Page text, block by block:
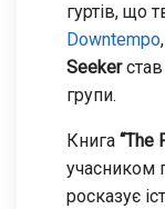
гуртів, що
Downtempo,
Seeker
групи.
Книга “The
учасником
росказує